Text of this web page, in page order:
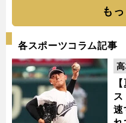
も
各スポーツコラム記事
ス
速